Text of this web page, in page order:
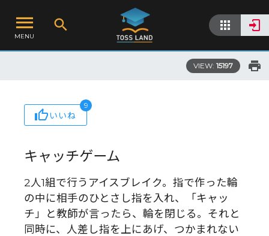
MENU
VIEW: 15197
いいね
9
キャッチゲーム
2人1組で行うアイスブレイク。指で作った輪
の中に相手のひとさし指を入れ、「キャッ
チ」と教師が言ったら、輪を閉じる。それと
同時に、人差し指を上にあげ、つかまれない